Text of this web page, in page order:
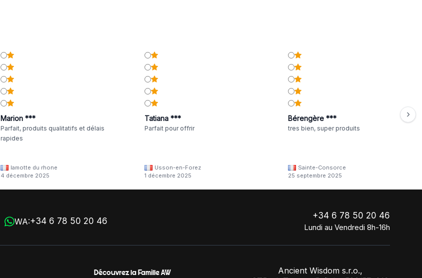
Marion ***
Parfait, produits qualitatifs et délais
rapides
lamotte du rhone
4 décembre 2025
Tatiana ***
Parfait pour offrir
Usson-en-Forez
1 décembre 2025
Bérengère ***
tres bien, super produits
Sainte-Consorce
25 septembre 2025
WA:+34 6 78 50 20 46
+34 6 78 50 20 46
Lundi au Vendredi 8h-16h
Découvrez la Famille AW
Ancient Wisdom s.r.o.,